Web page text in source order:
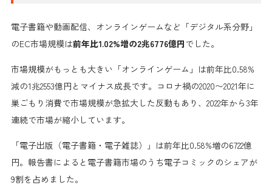
電子書籍や動画配信、オンラインゲームなど「デジタル系分野」
のEC市場規模は前年比1.02%増の2兆6776億円 でした。
市場規模がもっとも大きい「オンラインゲーム」は前年比0.58%
減の1兆2553億円とマイナス成長です。コロナ禍の2020〜2021年に
巣ごもり消費で市場規模が急拡大した反動もあり、2022年から3年
連続で市場が縮小しています。
「電子出版（電子書籍・電子雑誌）」は前年比0.58%増の6722億
円。報告書によると電子書籍市場のうち電子コミックのシェアが
9割を占めました。